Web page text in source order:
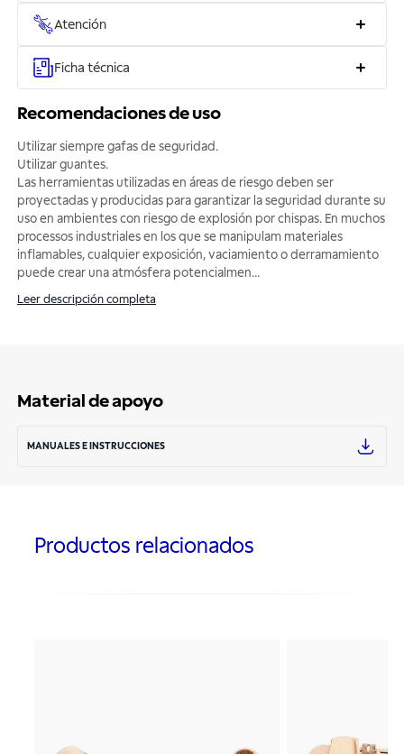
Atención
Ficha técnica
Recomendaciones de uso
Utilizar siempre gafas de seguridad.
Utilizar guantes.
Las herramientas utilizadas en áreas de riesgo deben ser
proyectadas y producidas para garantizar la seguridad durante su
uso en ambientes con riesgo de explosión por chispas. En muchos
processos industriales en los que se manipulam materiales
inflamables, cualquier exposición, vaciamiento o derramamiento
puede crear una atmósfera potencialmen...
Leer descripción completa
Material de apoyo
MANUALES E INSTRUCCIONES
Productos relacionados